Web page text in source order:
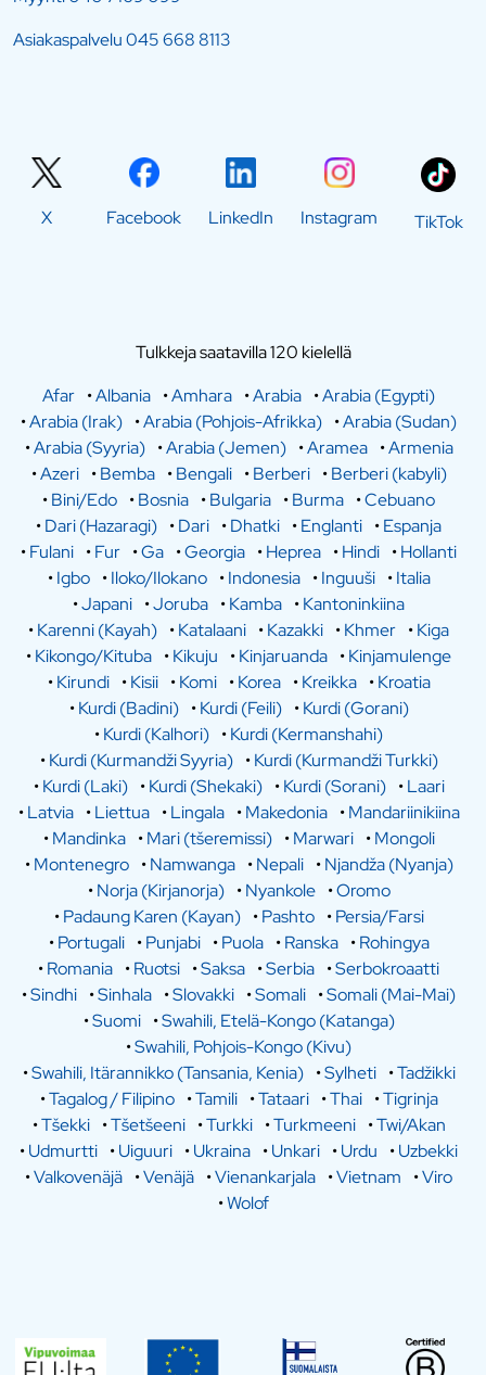
Asiakaspalvelu045 668 8113
X Facebook LinkedIn Instagram TikTok
Tulkkeja saatavilla 120 kielellä
Afar •Albania •Amhara •Arabia •Arabia (Egypti)
•Arabia (Irak) •Arabia (Pohjois-Afrikka) •Arabia (Sudan)
•Arabia (Syyria) •Arabia (Jemen) •Aramea •Armenia
•Azeri •Bemba •Bengali •Berberi •Berberi (kabyli)
•Bini/Edo •Bosnia •Bulgaria •Burma •Cebuano
•Dari (Hazaragi) •Dari •Dhatki •Englanti •Espanja
•Fulani •Fur •Ga •Georgia •Heprea •Hindi •Hollanti
•Igbo •Iloko/Ilokano •Indonesia •Inguuši •Italia
•Japani •Joruba •Kamba •Kantoninkiina
•Karenni (Kayah) •Katalaani •Kazakki •Khmer •Kiga
•Kikongo/Kituba •Kikuju •Kinjaruanda •Kinjamulenge
•Kirundi •Kisii •Komi •Korea •Kreikka •Kroatia
•Kurdi (Badini) •Kurdi (Feili) •Kurdi (Gorani)
•Kurdi (Kalhori) •Kurdi (Kermanshahi)
•Kurdi (Kurmandži Syyria) •Kurdi (Kurmandži Turkki)
•Kurdi (Laki) •Kurdi (Shekaki) •Kurdi (Sorani) •Laari
•Latvia •Liettua •Lingala •Makedonia •Mandariinikiina
•Mandinka •Mari (tšeremissi) •Marwari •Mongoli
•Montenegro •Namwanga •Nepali •Njandža (Nyanja)
•Norja (Kirjanorja) •Nyankole •Oromo
•Padaung Karen (Kayan) •Pashto •Persia/Farsi
•Portugali •Punjabi •Puola •Ranska •Rohingya
•Romania •Ruotsi •Saksa •Serbia •Serbokroaatti
•Sindhi •Sinhala •Slovakki •Somali •Somali (Mai-Mai)
•Suomi •Swahili, Etelä-Kongo (Katanga)
•Swahili, Pohjois-Kongo (Kivu)
•Swahili, Itärannikko (Tansania, Kenia) •Sylheti •Tadžikki
•Tagalog / Filipino •Tamili •Tataari •Thai •Tigrinja
•Tšekki •Tšetšeeni •Turkki •Turkmeeni •Twi/Akan
•Udmurtti •Uiguuri •Ukraina •Unkari •Urdu •Uzbekki
•Valkovenäjä •Venäjä •Vienankarjala •Vietnam •Viro
•Wolof